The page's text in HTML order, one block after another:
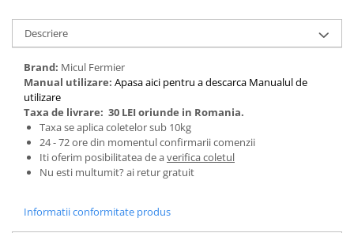
Zootehnie
Incubatoare, oparitoare si
deplumatoare
Echipamente pentru animale
Aparate de tuns animale
Piese si accesorii aparate de tuns
animale
Tarcuri animale
Masini batut stalpi si accesorii
Descriere
Brand: Micul Fermier
Manual utilizare: Apasa aici pentru a descarca Manualul de
utilizare
Taxa de livrare: 30 LEI oriunde in Romania.
Taxa se aplica coletelor sub 10kg
24 - 72 ore din momentul confirmarii comenzii
Iti oferim posibilitatea de averifica coletul
Nu esti multumit? ai retur gratuit
Informatii conformitate produs